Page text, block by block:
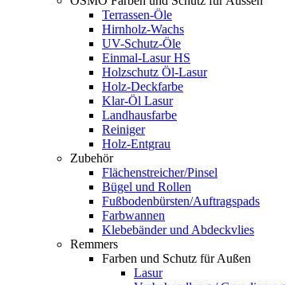
Terrassen-Öle
Hirnholz-Wachs
UV-Schutz-Öle
Einmal-Lasur HS
Holzschutz Öl-Lasur
Holz-Deckfarbe
Klar-Öl Lasur
Landhausfarbe
Reiniger
Holz-Entgrau
Zubehör
Flächenstreicher/Pinsel
Bügel und Rollen
Fußbodenbürsten/Auftragspads
Farbwannen
Klebebänder und Abdeckvlies
Remmers
Farben und Schutz für Außen
Lasur